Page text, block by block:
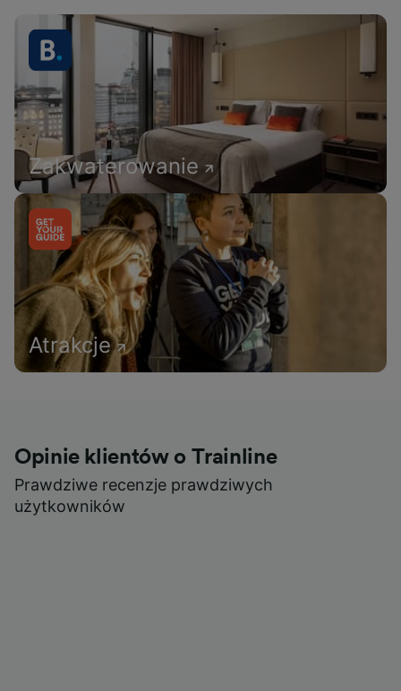
Zakwaterowanie
Atrakcje
Opinie klientów o Trainline
Prawdziwe recenzje prawdziwych
użytkowników